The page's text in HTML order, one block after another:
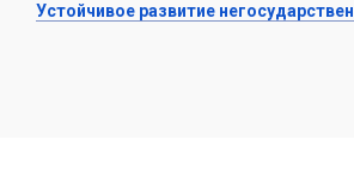
Устойчивое развитие